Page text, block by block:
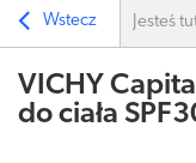
Wstecz Jesteś
VICHY
do ciała